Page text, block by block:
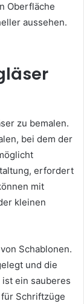
Oberfläche
aussehen.
zu bemalen.
bei dem der
erfordert
mit
kleinen
Schablonen.
und die
ein sauberes
Schriftzüge